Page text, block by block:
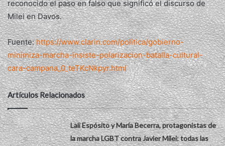
reconocido el paso en falso que significó el discurso de
Milei en Davos.
Fuente:https://www.clarin.com/politica/gobierno-
minimiza-marcha-insiste-polarizacion-batalla-cultural-
cara-campana_0_teTKcNkpyr.html
Artículos Relacionados
Lali Espósito y María Becerra, protagonistas de
la marcha LGBT contra Javier Milei: todas las